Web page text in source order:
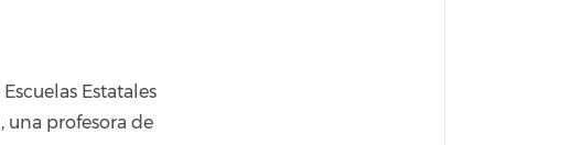
Estatales
una profesora de